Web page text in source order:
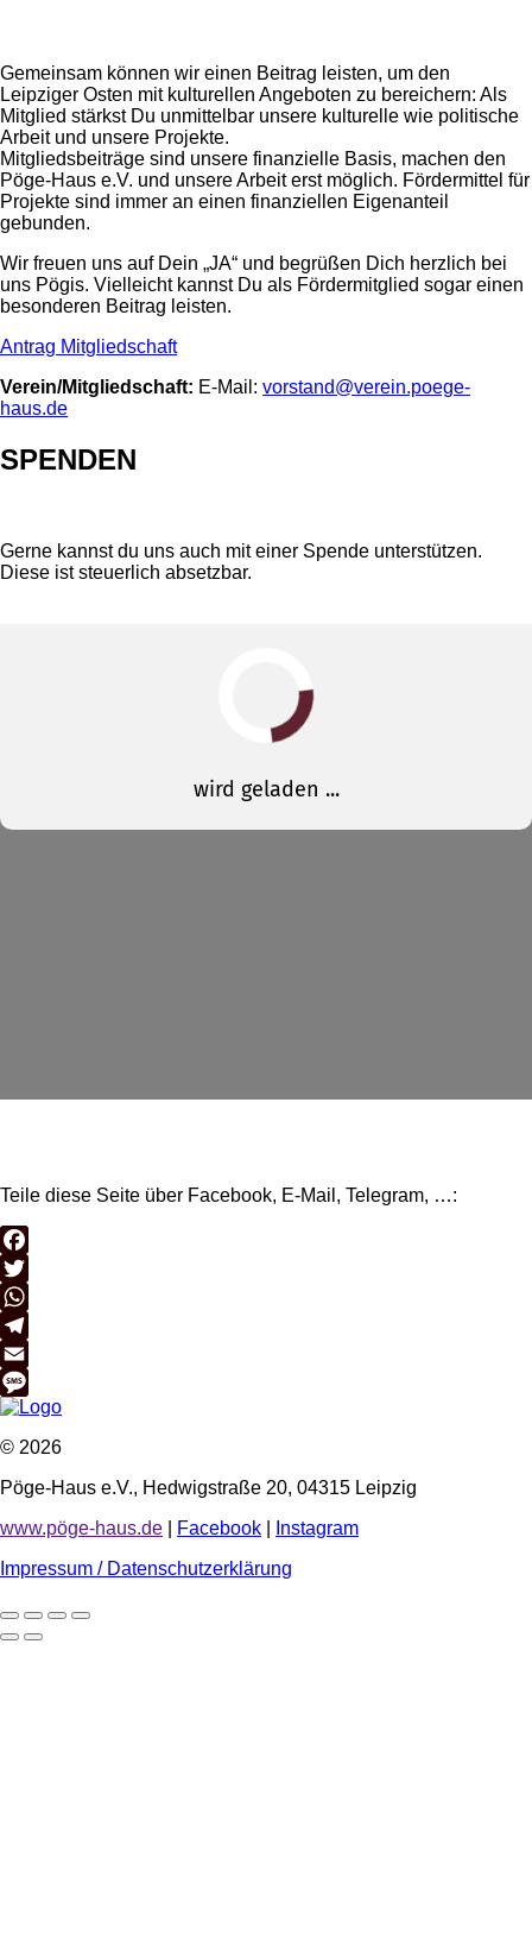
Gemeinsam können wir einen Beitrag leisten, um den
Leipziger Osten mit kulturellen Angeboten zu bereichern: Als
Mitglied stärkst Du unmittelbar unsere kulturelle wie politische
Arbeit und unsere Projekte.
Mitgliedsbeiträge sind unsere finanzielle Basis, machen den
Pöge-Haus e.V. und unsere Arbeit erst möglich. Fördermittel für
Projekte sind immer an einen finanziellen Eigenanteil
gebunden.
Wir freuen uns auf Dein „JA“ und begrüßen Dich herzlich bei
uns Pögis. Vielleicht kannst Du als Fördermitglied sogar einen
besonderen Beitrag leisten.
Antrag Mitgliedschaft
Verein/Mitgliedschaft: E-Mail: vorstand@verein.poege-
haus.de
SPENDEN
Gerne kannst du uns auch mit einer Spende unterstützen.
Diese ist steuerlich absetzbar.
Teile diese Seite über Facebook, E-Mail, Telegram, …:
Facebook
Twitter
WhatsApp
Telegram
Email
Message
© 2026
Pöge-Haus e.V., Hedwigstraße 20, 04315 Leipzig
www.pöge-haus.de
Facebook
Instagram
Impressum / Datenschutzerklärung